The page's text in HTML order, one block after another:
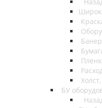
Банер
БУ